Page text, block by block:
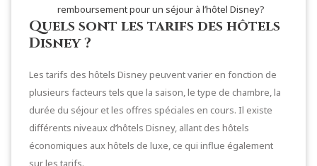
remboursement pour un séjour à l’hôtel Disney?
Quels sont les tarifs des hôtels
Disney ?
Les tarifs des hôtels Disney peuvent varier en fonction de
plusieurs facteurs tels que la saison, le type de chambre, la
durée du séjour et les offres spéciales en cours. Il existe
différents niveaux d’hôtels Disney, allant des hôtels
économiques aux hôtels de luxe, ce qui influe également
sur les tarifs.